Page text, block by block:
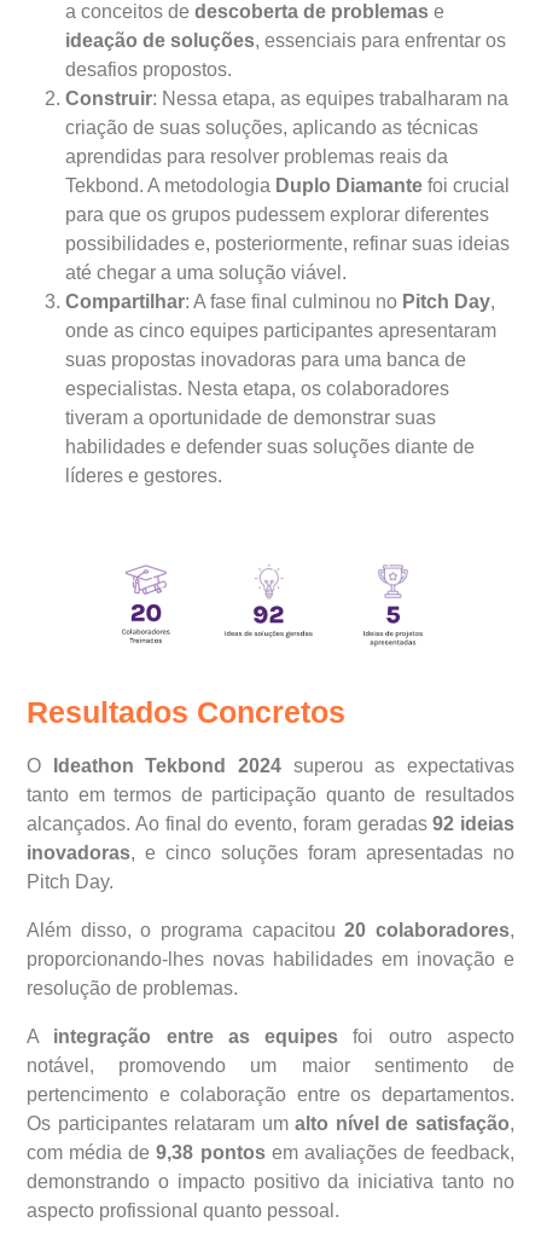
a conceitos de descoberta de problemas e
ideação de soluções, essenciais para enfrentar os
desafios propostos.
Construir: Nessa etapa, as equipes trabalharam na
criação de suas soluções, aplicando as técnicas
aprendidas para resolver problemas reais da
Tekbond. A metodologia Duplo Diamante foi crucial
para que os grupos pudessem explorar diferentes
possibilidades e, posteriormente, refinar suas ideias
até chegar a uma solução viável.
Compartilhar: A fase final culminou no Pitch Day,
onde as cinco equipes participantes apresentaram
suas propostas inovadoras para uma banca de
especialistas. Nesta etapa, os colaboradores
tiveram a oportunidade de demonstrar suas
habilidades e defender suas soluções diante de
líderes e gestores.
Resultados Concretos
O Ideathon Tekbond 2024 superou as expectativas
tanto em termos de participação quanto de resultados
alcançados. Ao final do evento, foram geradas92 ideias
inovadoras, e cinco soluções foram apresentadas no
Pitch Day.
Além disso, o programa capacitou20 colaboradores,
proporcionando-lhes novas habilidades em inovação e
resolução de problemas.
A integração entre as equipes foi outro aspecto
notável, promovendo um maior sentimento de
pertencimento e colaboração entre os departamentos.
Os participantes relataram umalto nível de satisfação,
com média de9,38 pontosem avaliações de feedback,
demonstrando o impacto positivo da iniciativa tanto no
aspecto profissional quanto pessoal.